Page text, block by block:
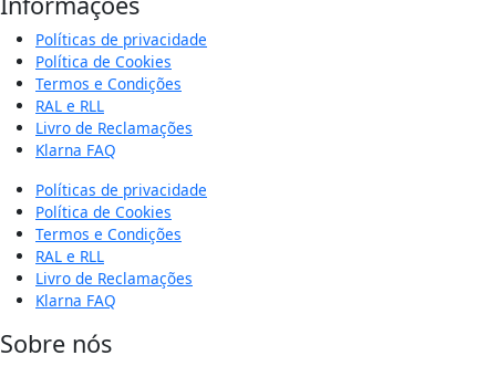
Políticas de privacidade
Política de Cookies
Termos e Condições
RAL e RLL
Livro de Reclamações
Klarna FAQ
Políticas de privacidade
Política de Cookies
Termos e Condições
RAL e RLL
Livro de Reclamações
Klarna FAQ
Sobre nós